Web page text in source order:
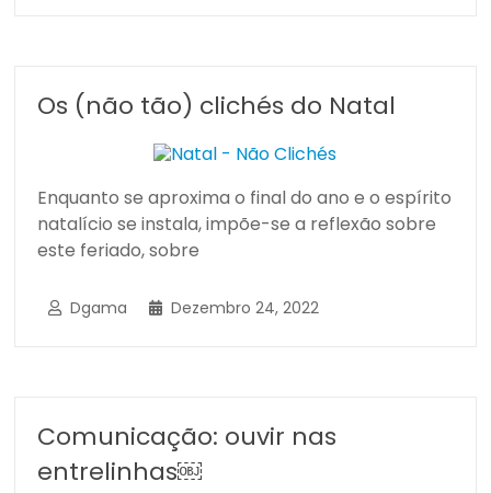
Os (não tão) clichés do Natal
Enquanto se aproxima o final do ano e o espírito
natalício se instala, impõe-se a reflexão sobre
este feriado, sobre
Dgama Dezembro 24, 2022
Comunicação: ouvir nas
entrelinhas￼